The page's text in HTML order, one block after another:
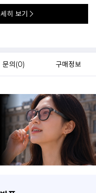
히 보기
문의(0) 구매정보